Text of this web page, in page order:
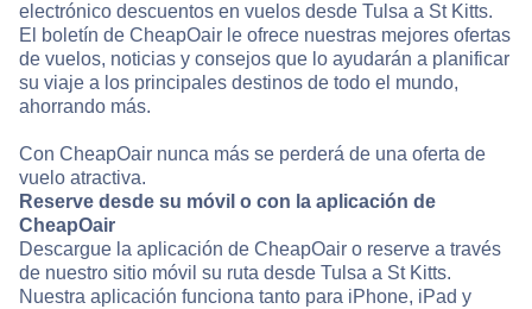
electrónico descuentos en vuelos desde Tulsa a St Kitts.
El boletín de CheapOair le ofrece nuestras mejores ofertas
de vuelos, noticias y consejos que lo ayudarán a planificar
su viaje a los principales destinos de todo el mundo,
ahorrando más.
Con CheapOair nunca más se perderá de una oferta de
vuelo atractiva.
Reserve desde su móvil o con la aplicación de
CheapOair
Descargue la aplicación de CheapOair o reserve a través
de nuestro sitio móvil su ruta desde Tulsa a St Kitts.
Nuestra aplicación funciona tanto para iPhone, iPad y